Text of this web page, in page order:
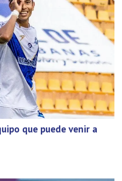
que puede venir a